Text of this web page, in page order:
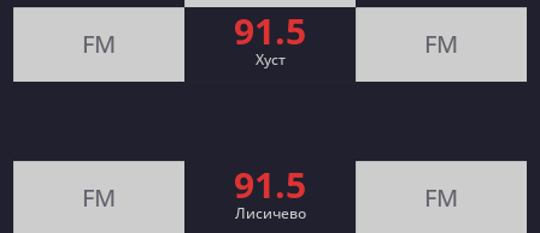
FM 91.5
Хуст FM
FM 91.5
Лисичево FM